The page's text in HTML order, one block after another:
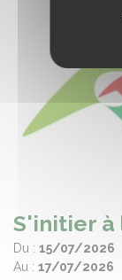
S'initier à
Du : 15/07/2026
Au : 17/07/2026